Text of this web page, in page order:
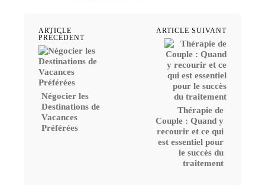
ARTICLE
PRÉCÉDENT
Négocier les
Destinations de
Vacances
Préférées
ARTICLE SUIVANT
Thérapie de
Couple : Quand y
recourir et ce qui
est essentiel pour
le succès du
traitement